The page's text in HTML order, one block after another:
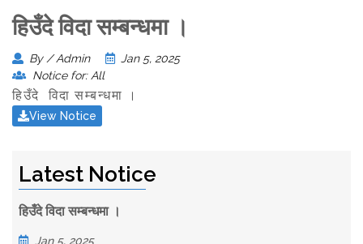
हिउँदे विदा सम्बन्धमा ।
By / Admin
Jan 5, 2025
Notice for: All
हिउँदे विदा सम्बन्धमा ।
View Notice
Latest Notice
हिउँदे विदा सम्बन्धमा ।
Jan 5, 2025